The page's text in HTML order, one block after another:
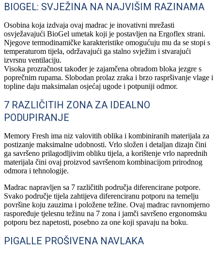
BIOGEL: SVJEŽINA NA NAJVIŠIM RAZINAMA
Osobina koja izdvaja ovaj madrac je inovativni mrežasti
osvježavajući BioGel umetak koji je postavljen na Ergoflex strani.
Njegove termodinamičke karakteristike omogućuju mu da se stopi s
temperaturom tijela, održavajući ga stalno svježim i stvarajući
izvrsnu ventilaciju.
Visoka prozračnost također je zajamčena obradom bloka jezgre s
poprečnim rupama. Slobodan prolaz zraka i brzo raspršivanje vlage i
topline daju maksimalan osjećaj ugode i potpuniji odmor.
7 RAZLIČITIH ZONA ZA IDEALNO
PODUPIRANJE
Memory Fresh ima niz valovitih oblika i kombiniranih materijala za
postizanje maksimalne udobnosti. Vrlo složen i detaljan dizajn čini
ga savršeno prilagodljivim obliku tijela, a korištenje vrlo naprednih
materijala čini ovaj proizvod savršenom kombinacijom prirodnog
odmora i tehnologije.
Madrac napravljen sa 7 različitih područja diferencirane potpore.
Svako područje tijela zahtijeva diferenciranu potporu na temelju
površine koju zauzima i položene težine. Ovaj madrac ravnomjerno
raspoređuje tjelesnu težinu na 7 zona i jamči savršeno ergonomsku
potporu bez napetosti, posebno za one koji spavaju na boku.
PIGALLE PROŠIVENA NAVLAKA